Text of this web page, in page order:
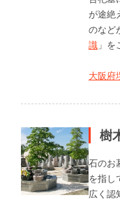
が途絶
のなど
識 」を
大阪府
樹
石のお
を指し
広く認